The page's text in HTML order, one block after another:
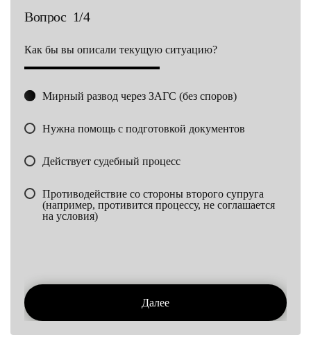
Вопрос 1/4
Как бы вы описали текущую ситуацию?
Мирный развод через ЗАГС (без споров)
Нужна помощь с подготовкой документов
Действует судебный процесс
Противодействие со стороны второго супруга
(например, противится процессу, не соглашается
на условия)
Далее